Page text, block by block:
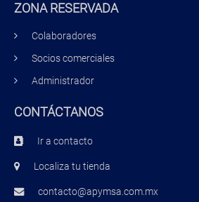
ZONA RESERVADA
Colaboradores
Socios comerciales
Administrador
CONTÁCTANOS
Ir a contacto
Localiza tu tienda
contacto@apymsa.com.mx